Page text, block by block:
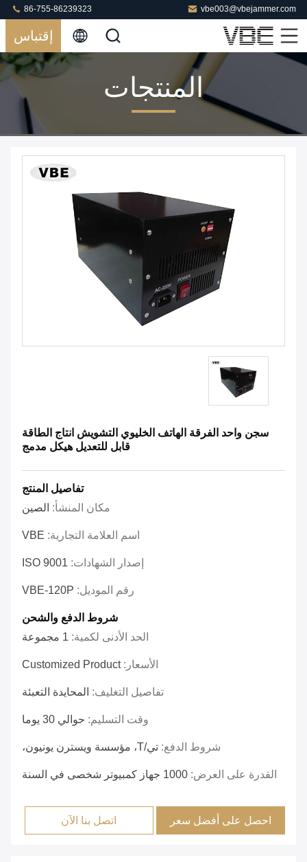
vbe003@vbejammer.com
86-755-86239323
إقتباس
المنتجات
سجن واحد الفرقة الهاتف الخليوي التشويش انتاج الطاقة
قابل للتعديل هيكل مدمج
تفاصيل المنتج
مكان المنشأ: الصين
اسم العلامة التجارية: VBE
إصدار الشهادات: ISO 9001
رقم الموديل: VBE-120P
شروط الدفع والشحن
الحد الأدنى لكمية: 1 مجموعة
الأسعار:Customized Product
تفاصيل التغليف: المحايدة التعبئة
وقت التسليم: حوالي 30 يوما
شروط الدفع: تي/T، مؤسسة ويسترن يونيون،
القدرة على العرض: 1000 جهاز كمبيوتر شخصى في السنة
احصل على أفضل سعر اتصل بنا الآن